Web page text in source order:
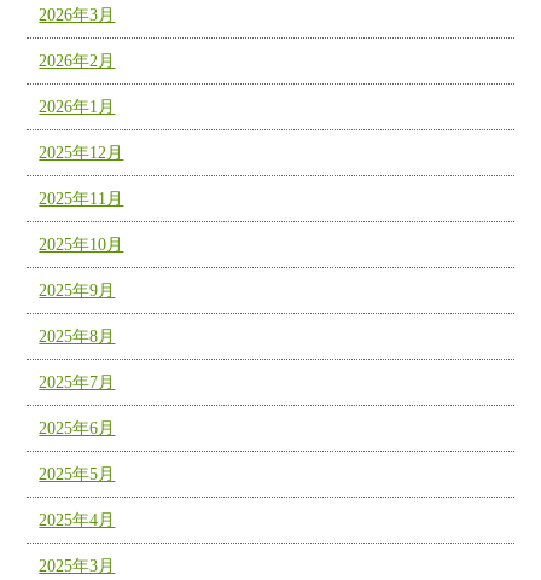
2026年3月
2026年2月
2026年1月
2025年12月
2025年11月
2025年10月
2025年9月
2025年8月
2025年7月
2025年6月
2025年5月
2025年4月
2025年3月